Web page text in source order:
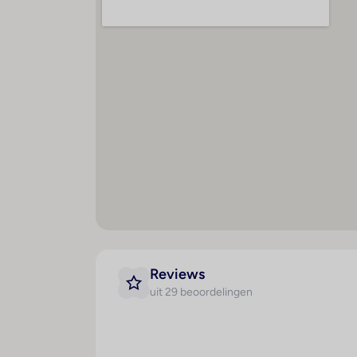
Creditcards
Ligbad
Haardroger
Reviews
uit 29 beoordelingen